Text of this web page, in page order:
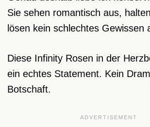
Sie sehen romantisch aus,
lösen kein schlechtes Gewissen
Diese Infinity Rosen in der
ein echtes Statement. Kein
Botschaft.